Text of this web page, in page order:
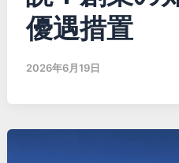
優遇措置
2026年6月19日